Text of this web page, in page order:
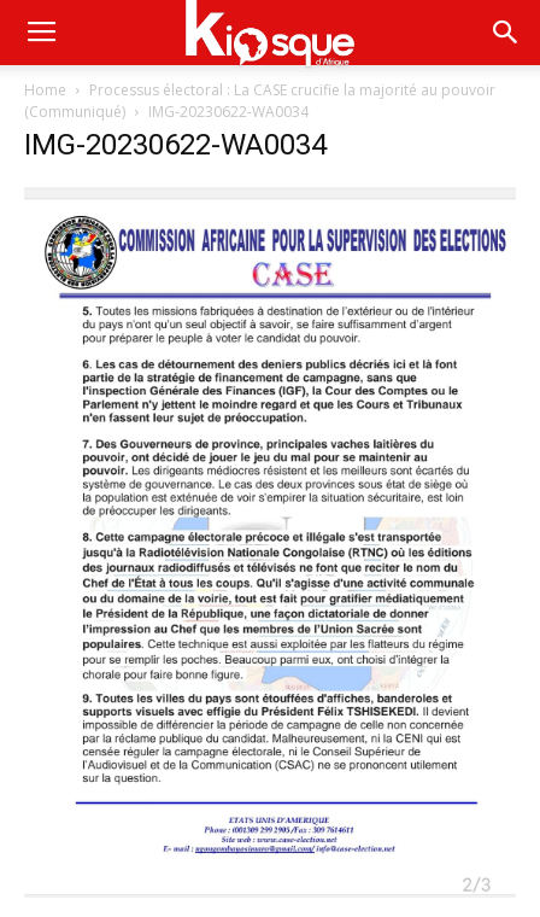
Home
Processus électoral : La CASE crucifie la majorité au pouvoir
(Communiqué)
IMG-20230622-WA0034
IMG-20230622-WA0034